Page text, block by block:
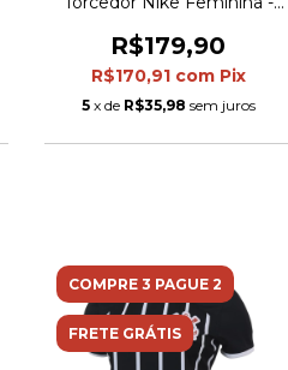
R$179,90
R$170,91 com Pix
5 x de R$35,98 sem juros
COMPRE 3 PAGUE 2
FRETE GRÁTIS